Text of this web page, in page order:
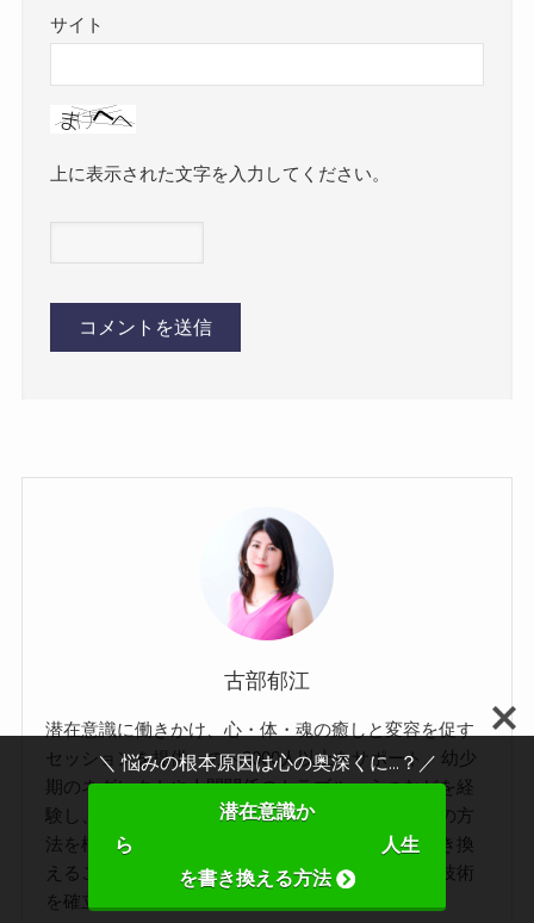
サイト
上に表示された文字を入力してください。
古部郁江
潜在意識に働きかけ、心・体・魂の癒しと変容を促す
セッションを提供。のべ2000人以上をサポート。幼少
期のネグレクトや人間関係のトラブル、うつなどを経
験し、「生きづらさ」から抜け出すために数多くの方
法を模索。その中で潜在意識の「思い込み」を書き換
えることで人生が変化した経験をもとに、独自の技術
を確立。
＼ 悩みの根本原因は心の奥深くに...？／
潜在意識か
ら 人生
を書き換える方法